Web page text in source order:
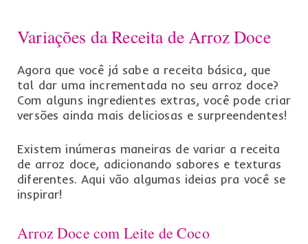
Variações da Receita de Arroz Doce
Agora que você já sabe a receita básica, que
tal dar uma incrementada no seu arroz doce?
Com alguns ingredientes extras, você pode criar
versões ainda mais deliciosas e surpreendentes!
Existem inúmeras maneiras de variar a receita
de arroz doce, adicionando sabores e texturas
diferentes. Aqui vão algumas ideias pra você se
inspirar!
Arroz Doce com Leite de Coco